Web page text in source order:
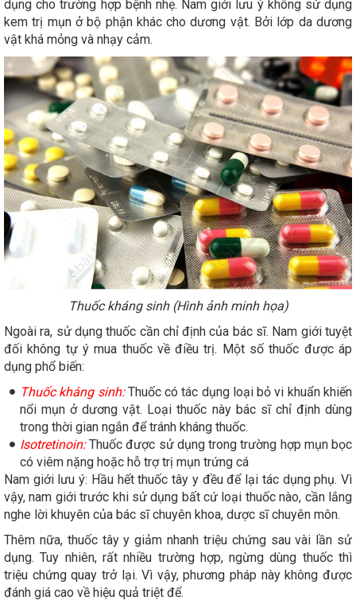
dụng cho trường hợp bệnh nhẹ. Nam giới lưu ý không sử dụng
kem trị mụn ở bộ phận khác cho dương vật. Bởi lớp da dương
vật khá mỏng và nhạy cảm.
Thuốc kháng sinh (Hình ảnh minh họa)
Ngoài ra, sử dụng thuốc cần chỉ định của bác sĩ. Nam giới tuyệt
đối không tự ý mua thuốc về điều trị. Một số thuốc được áp
dụng phổ biến:
Thuốc kháng sinh:Thuốc có tác dụng loại bỏ vi khuẩn khiến
nổi mụn ở dương vật. Loại thuốc này bác sĩ chỉ định dùng
trong thời gian ngắn để tránh kháng thuốc.
Isotretinoin:Thuốc được sử dụng trong trường hợp mụn bọc
có viêm nặng hoặc hỗ trợ trị mụn trứng cá
Nam giới lưu ý: Hầu hết thuốc tây y đều để lại tác dụng phụ. Vì
vậy, nam giới trước khi sử dụng bất cứ loại thuốc nào, cần lắng
nghe lời khuyên của bác sĩ chuyên khoa, dược sĩ chuyên môn.
Thêm nữa, thuốc tây y giảm nhanh triệu chứng sau vài lần sử
dụng. Tuy nhiên, rất nhiều trường hợp, ngừng dùng thuốc thì
triệu chứng quay trở lại. Vì vậy, phương pháp này không được
đánh giá cao về hiệu quả triệt để.